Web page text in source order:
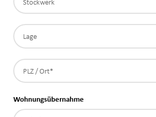
Wohnungsübernahme